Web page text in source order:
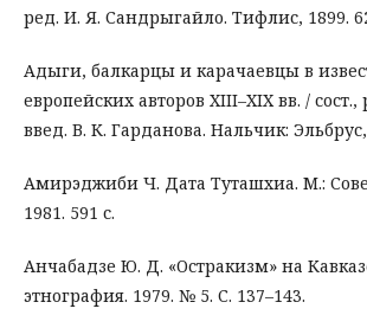
ред. И. Я. Сандрыгайло. Тифлис, 1899.
Адыги, балкарцы и карачаевцы в
европейских авторов XIII–XIX вв. /
введ. В. К. Гарданова. Нальчик: Эльбрус,
Амирэджиби Ч. Дата Туташхиа. М.:
1981. 591 с.
Анчабадзе Ю. Д. «Остракизм» на
этнография. 1979. № 5. С. 137–143.